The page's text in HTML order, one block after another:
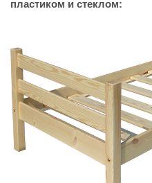
пластиком и стеклом: